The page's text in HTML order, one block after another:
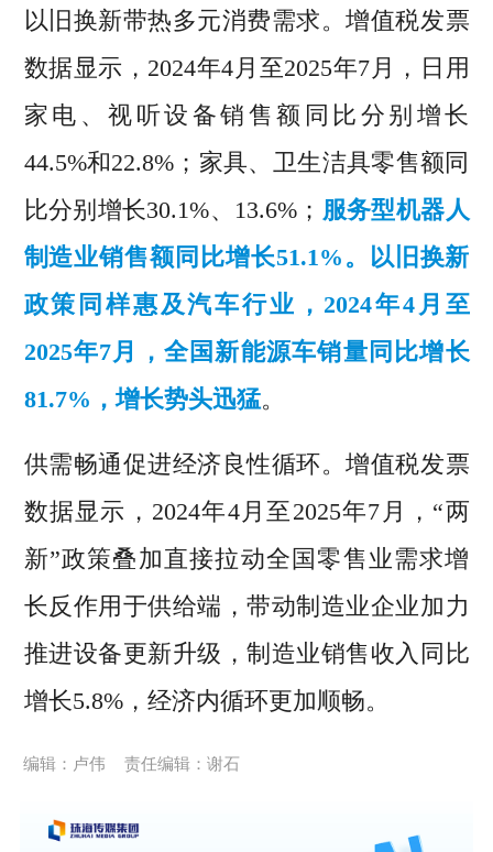
以旧换新带热多元消费需求。增值税发票
数据显示，2024年4月至2025年7月，日用
家电、视听设备销售额同比分别增长
44.5%和22.8%；家具、卫生洁具零售额同
比分别增长30.1%、13.6%； 服务型机器人
制造业销售额同比增长51.1%。以旧换新
政策同样惠及汽车行业，2024年4月至
2025年7月，全国新能源车销量同比增长
81.7%，增长势头迅猛。
供需畅通促进经济良性循环。增值税发票
数据显示，2024年4月至2025年7月，“两
新”政策叠加直接拉动全国零售业需求增
长反作用于供给端，带动制造业企业加力
推进设备更新升级，制造业销售收入同比
增长5.8%，经济内循环更加顺畅。
编辑：卢伟 责任编辑：谢石